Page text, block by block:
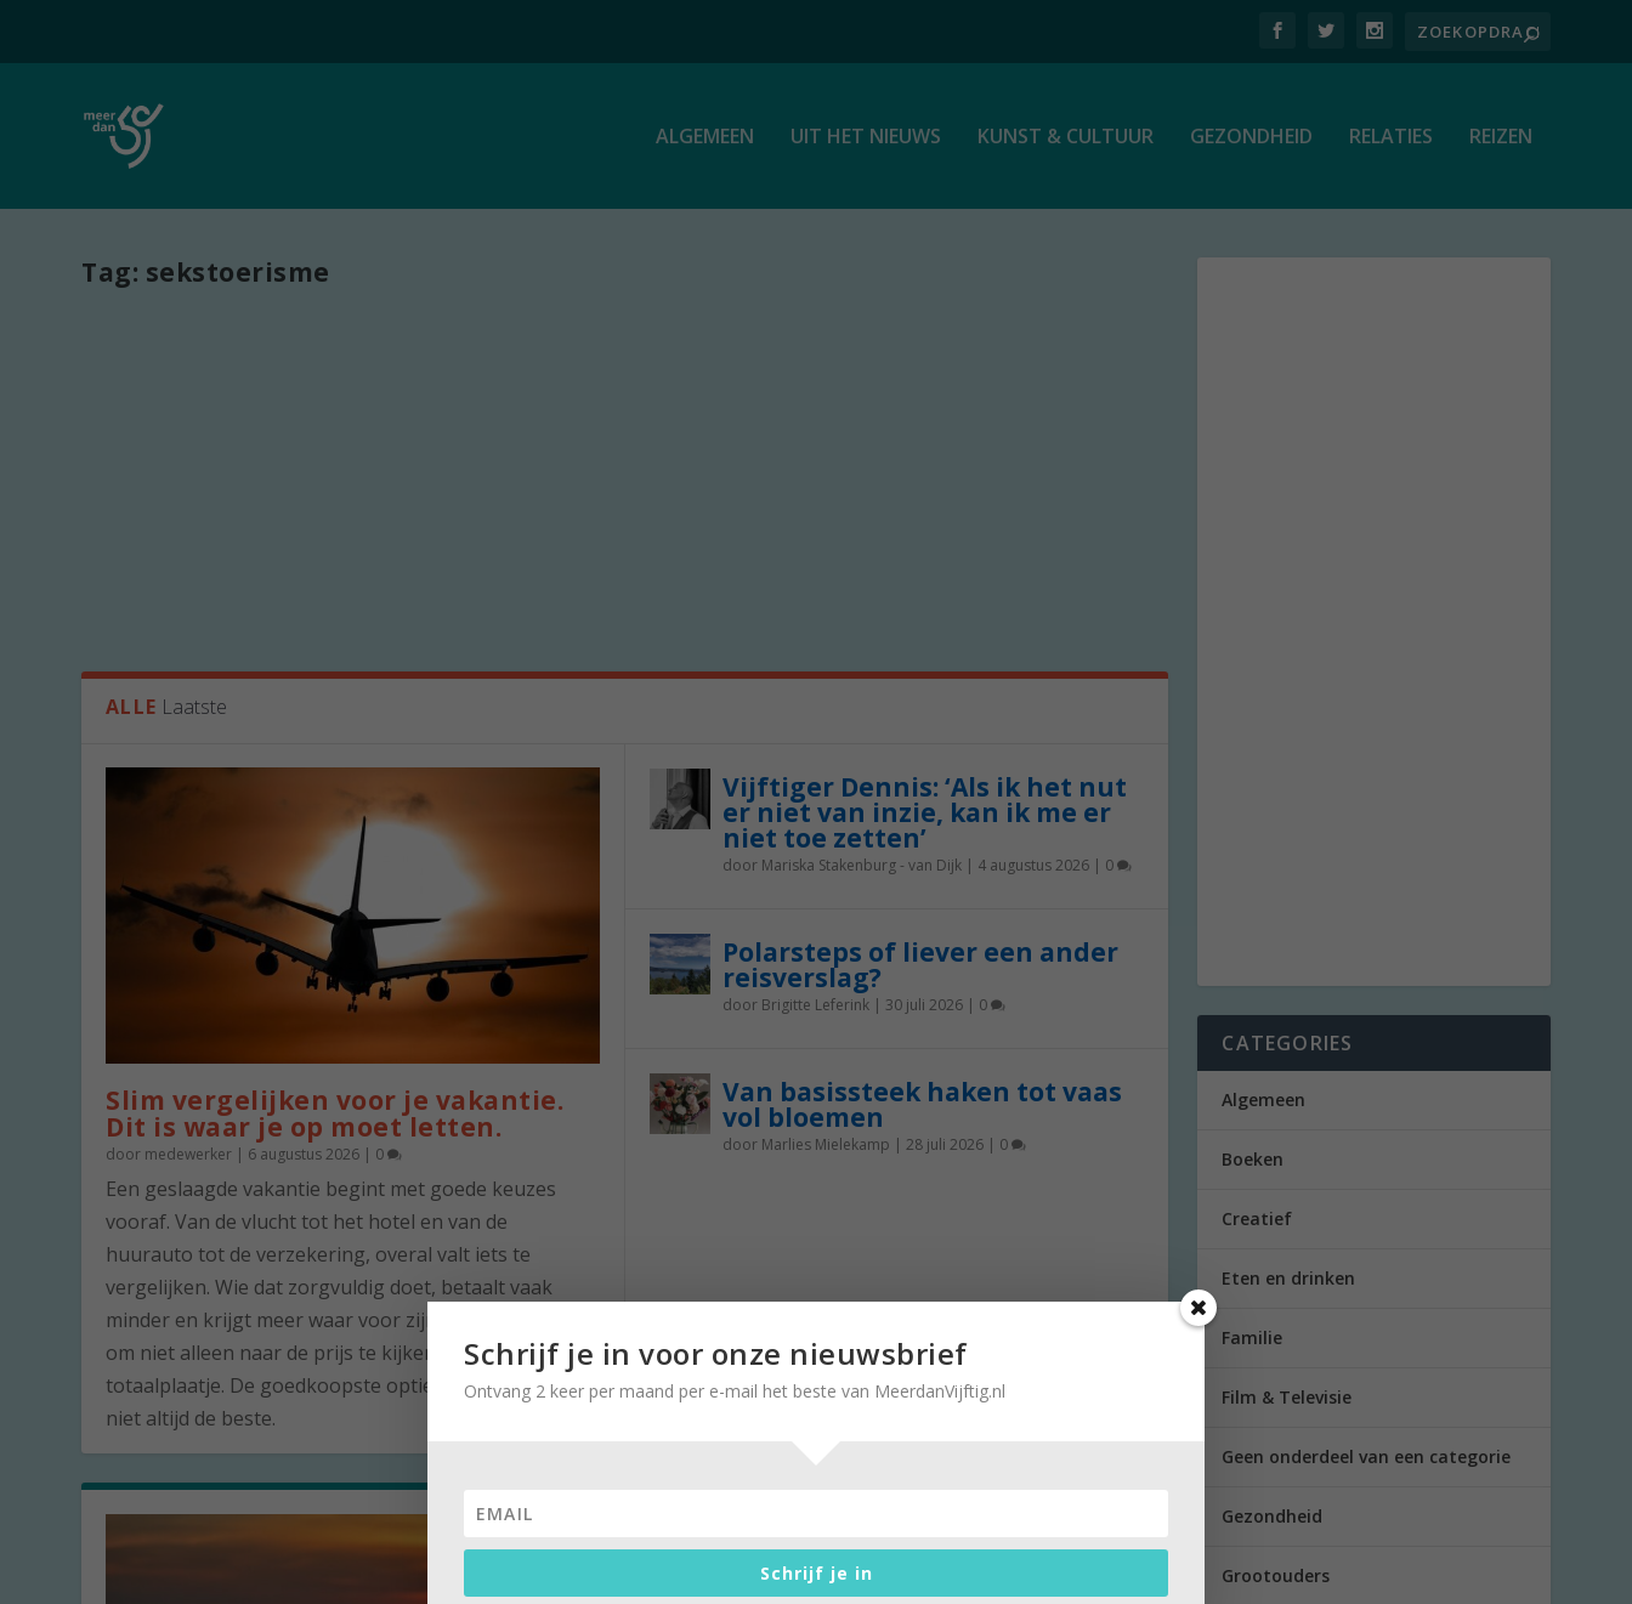
ALGEMEEN UIT HET NIEUWS KUNST & CULTUUR GEZONDHEID RELATIES REIZEN
Tag: sekstoerisme
ALLE Laatste
Slim vergelijken voor je vakantie.
Dit is waar je op moet letten.
door medewerker | 6 augustus 2026 | 0
Een geslaagde vakantie begint met goede keuzes
vooraf. Van de vlucht tot het hotel en van de
huurauto tot de verzekering, overal valt iets te
vergelijken. Wie dat zorgvuldig doet, betaalt vaak
minder en krijgt meer waar voor zijn geld. De kunst is
om niet alleen naar de prijs te kijken, maar naar het
totaalplaatje. De goedkoopste optie is namelijk lang
niet altijd de beste.
Vijftiger Dennis: ‘Als ik het nut
er niet van inzie, kan ik me er
niet toe zetten’
door Mariska Stakenburg - van Dijk| 4 augustus 2026| 0
Polarsteps of liever een ander
reisverslag?
door Brigitte Leferink| 30 juli 2026| 0
Van basissteek haken tot vaas
vol bloemen
door Marlies Mielekamp | 28 juli 2026| 0
cocktail in Gambia
doorBrigitte Leferink|12 april 2023|0
CATEGORIES
Algemeen
Boeken
Creatief
Eten en drinken
Familie
Film & Televisie
Geen onderdeel van een categorie
Gezondheid
Grootouders
Schrijf je in voor onze nieuwsbrief
Ontvang 2 keer per maand per e-mail het beste van MeerdanVijftig.nl
Schrijf je in